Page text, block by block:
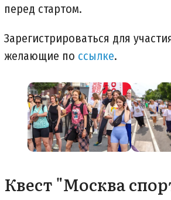
перед стартом.
Зарегистрироваться для
желающие по ссылке.
Квест "Москва